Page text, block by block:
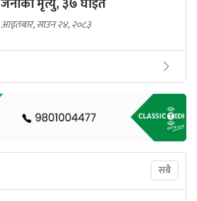
आइतबार, साउन २४, २०८३
सबै